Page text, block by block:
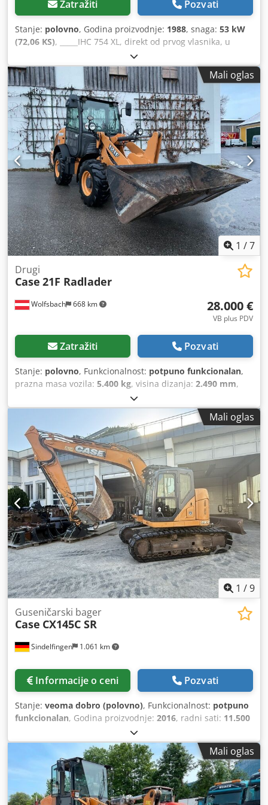
Zatražiti Pozvati
Stanje: polovno, Godina proizvodnje: 1988, snaga: 53 kW
(72,06 KS), _____IHC 754 XL, direkt od prvog vlasnika, u
odličnom stanju. Radni sati: oko 8.600. Godina proizvodnje:
1988. Prednji hidraulični podiznik. Prednji kardanski
prenos. Brzina: 30 km/h. Cena: 24.500,00 evra, neto.
Lokacija: nema podataka. Dedozdmutopfx Ag Nskr
Mali oglas
1 /7
Wolfsbach 668 km
Drugi
Case 21F Radlader
28.000 €
VB plus PDV
Zatražiti Pozvati
Stanje: polovno, Funkcionalnost: potpuno funkcionalan,
prazna masa vozila: 5.400 kg, visina dizanja: 2.490 mm,
, radni sati:
dužina:5.550 mm, građevinska visina:2.500 mm, tip
, radna širina:1.950 mm, Ostalo
Kategorija brzine: 25 Tehničko stanje: normalno Stanje
baterije: normalno Dodowlxgaepfx Ag Nokr
Mali oglas
1 /9
Sindelfingen 1.061 km
Guseničarski bager
Case CX145C SR
Informacije o ceni Pozvati
Stanje: veoma dobro (polovno), Funkcionalnost: potpuno
funkcionalan, Godina proizvodnje: 2016, radni sati: 11.500
, * 11.500 радних сати Dedpfjy Rm H Ejx Ag Nokr * Радна
тежина 15.700 kg * Снага мотора 77 kW * Roadliner *
Хидраулични брзи спој * Клима уређај
Mali oglas